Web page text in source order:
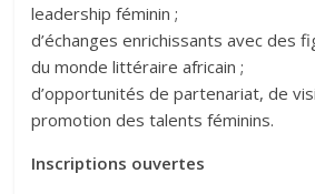
leadership féminin ;
d’échanges enrichissants avec des
du monde littéraire africain ;
d’opportunités de partenariat, de
promotion des talents féminins.
Inscriptions ouvertes